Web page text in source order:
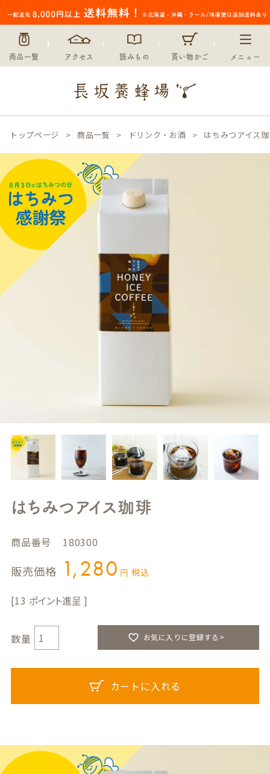
商品一覧 アクセス 読みもの 買い物かご メニュー
トップページ 商品一覧 ドリンク・お酒 はちみつアイス
はちみつアイス珈琲
商品番号 180300
販売価格 1,280 税込
13
お気に入りに登録する>
カートに入れる